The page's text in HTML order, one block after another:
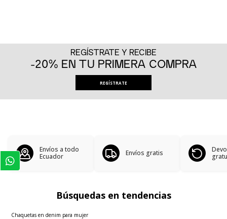
REGÍSTRATE Y RECIBE
-20% EN TU PRIMERA COMPRA
REGÍSTRATE
Envíos a todo
Ecuador
Envíos gratis
Búsquedas en tendencias
Chaquetas en denim para mujer